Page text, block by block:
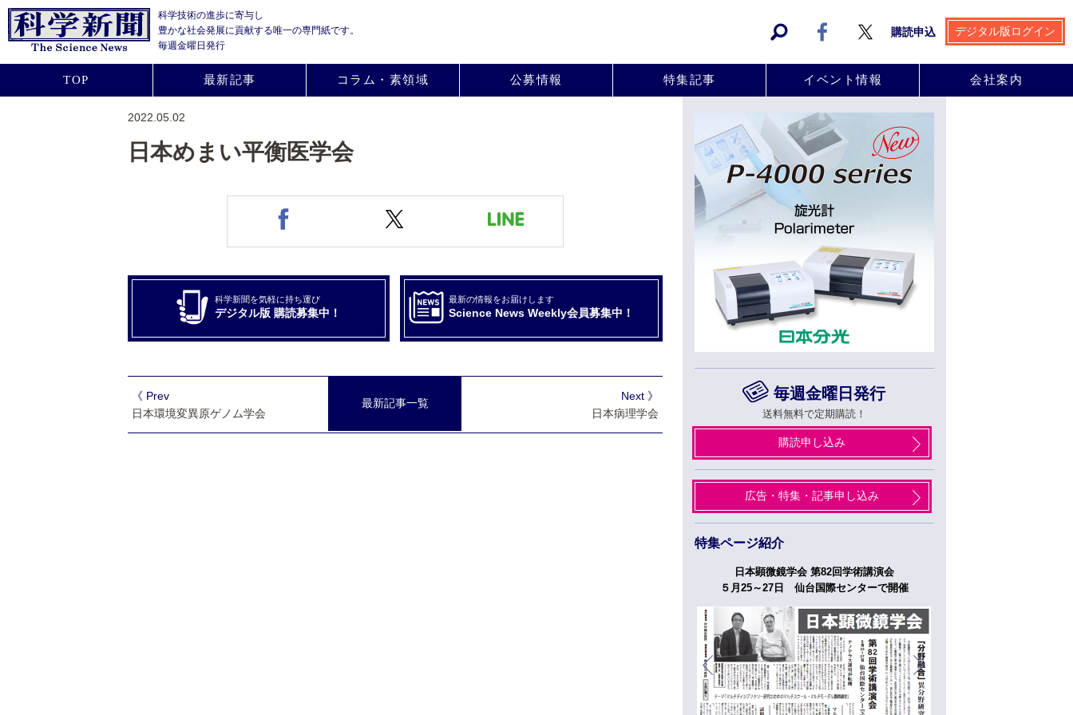
科学技術の進歩に寄与し
豊かな社会発展に貢献する唯一の専門紙です。
毎週金曜日発行
購読申込 デジタル版ログイン
TOP 最新記事 コラム・素領域 公募情報 特集記事 イベント情報 会社案内
2022.05.02
日本めまい平衡医学会
科学新聞を気軽に持ち運び
デジタル版 購読募集中！
最新の情報をお届けします
Science News Weekly会員募集中！
最新記事一覧
Next 》
日本病理学会
《 Prev
日本環境変異原ゲノム学会
毎週金曜日発行
送料無料で定期購読！
購読申し込み
広告・特集・記事申し込み
特集ページ紹介
日本顕微鏡学会 第82回学術講演会
５月25～27日 仙台国際センターで開催